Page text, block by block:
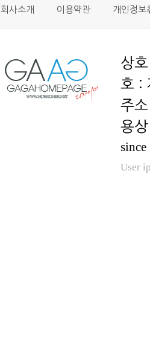
회사소개 이용약관 개인정보
호 :
용
User